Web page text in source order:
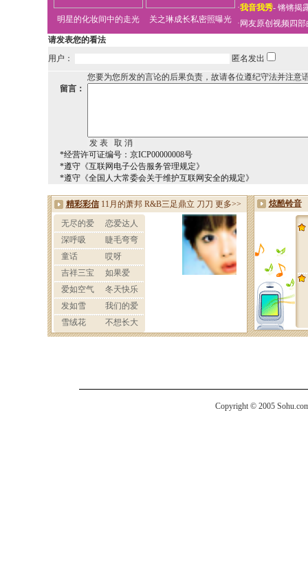
明星的化妆间中的走光 关之琳成长私密照曝光
·我音我秀- 锵锵揭
· 网友原创视频四部
请发表您的看法
用户：
匿名发出
您要为您所发的言论的后果负责，故请各位遵纪守法并注意
留言：
*经营许可证编号：京ICP00000008号
*遵守《互联网电子公告服务管理规定》
*遵守《全国人大常委会关于维护互联网安全的规定》
Copyright © 2005